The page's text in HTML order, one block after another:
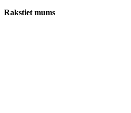
Rakstiet mums